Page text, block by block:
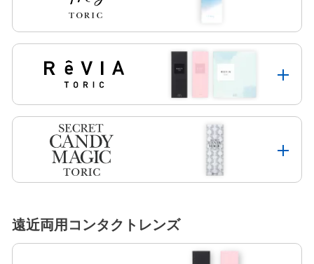
遠近両用コンタクトレンズ